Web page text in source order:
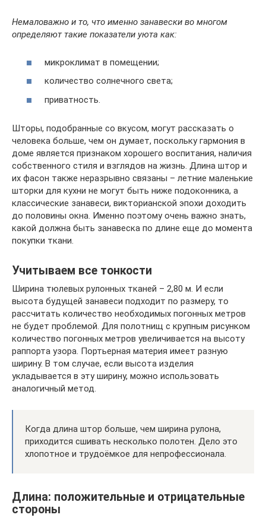
Немаловажно и то, что именно занавески во многом
определяют такие показатели уюта как:
микроклимат в помещении;
количество солнечного света;
приватность.
Шторы, подобранные со вкусом, могут рассказать о
человека больше, чем он думает, поскольку гармония в
доме является признаком хорошего воспитания, наличия
собственного стиля и взглядов на жизнь. Длина штор и
их фасон также неразрывно связаны – летние маленькие
шторки для кухни не могут быть ниже подоконника, а
классические занавеси, викторианской эпохи доходить
до половины окна. Именно поэтому очень важно знать,
какой должна быть занавеска по длине еще до момента
покупки ткани.
Учитываем все тонкости
Ширина тюлевых рулонных тканей – 2,80 м. И если
высота будущей занавеси подходит по размеру, то
рассчитать количество необходимых погонных метров
не будет проблемой. Для полотнищ с крупным рисунком
количество погонных метров увеличивается на высоту
раппорта узора. Портьерная материя имеет разную
ширину. В том случае, если высота изделия
укладывается в эту ширину, можно использовать
аналогичный метод.
Когда длина штор больше, чем ширина рулона,
приходится сшивать несколько полотен. Дело это
хлопотное и трудоёмкое для непрофессионала.
Длина: положительные и отрицательные
стороны